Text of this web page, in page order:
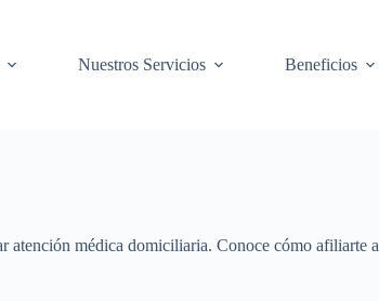
Nuestros Servicios Beneficios
atención médica domiciliaria. Conoce cómo afiliarte a